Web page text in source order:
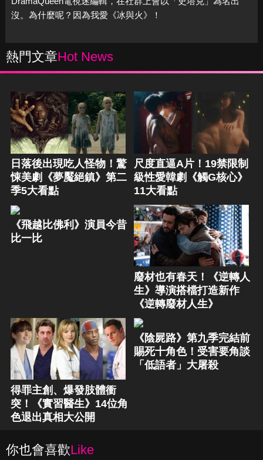
沒。為什麼呢？因為我愛《冰與火》！
熱門文章Hot News
日落後出現吃人怪物！驚
悚美劇《夢魘絕鎮》第二
季5大看點
尺度直逼A片！19禁限制
級性愛韓劇《觸G核心》
11大看點
《飛越比佛利》演員今昔
比一比
廢材也有春天！《逆轉人
生》導演搭檔打造新作
《逆轉廢材人生》
得罪主創、爆發肢體衝
突！《實習醫生》14位角
色退出真相大公開
《陰屍路》第九季完結前
賜死十角色！受害要角談
「低語者」大屠殺
你也會喜歡Like